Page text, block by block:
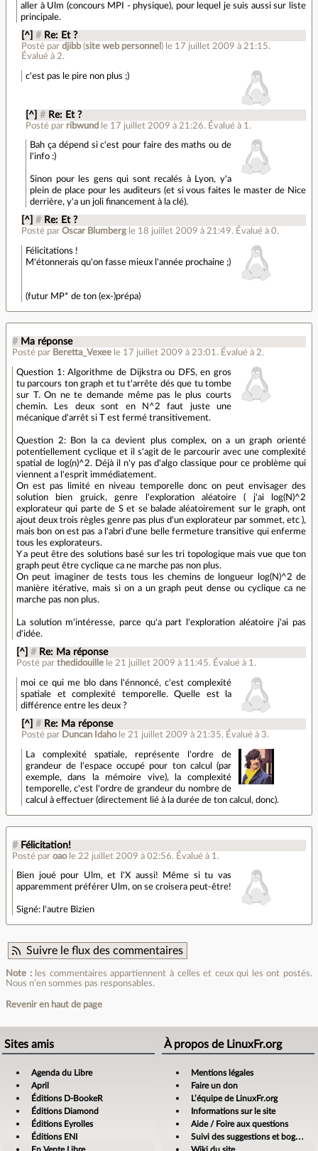
aller à Ulm (concours MPI - physique), pour lequel je suis aussi sur liste
principale.
[^] # Re: Et ?
Posté par djibb(site web personnel ) le 17 juillet 2009 à 21:15.
Évalué à 2.
c'est pas le pire non plus ;)
[^] # Re: Et ?
Posté par ribwund le 17 juillet 2009 à 21:26. Évalué à 1 .
Bah ça dépend si c'est pour faire des maths ou de
l'info :)
Sinon pour les gens qui sont recalés à Lyon, y'a
plein de place pour les auditeurs (et si vous faites le master de Nice
derrière, y'a un joli financement à la clé).
[^] # Re: Et ?
Posté par Oscar Blumberg le 18 juillet 2009 à 21:49.Évalué à 0.
Félicitations !
M'étonnerais qu'on fasse mieux l'année prochaine ;)
(futur MP* de ton (ex-)prépa)
# Ma réponse
Posté par Beretta_Vexee le 17 juillet 2009 à 23:01 . Évalué à 2.
Question 1: Algorithme de Dijkstra ou DFS, en gros
tu parcours ton graph et tu t'arrête dés que tu tombe
sur T. On ne te demande même pas le plus courts
chemin. Les deux sont en N^2 faut juste une
mécanique d'arrêt si T est fermé transitivement.
Question 2: Bon la ca devient plus complex, on a un graph orienté
potentiellement cyclique et il s'agit de le parcourir avec une complexité
spatial de log(n)^2. Déjà il n'y pas d'algo classique pour ce problème qui
viennent a l'esprit immédiatement.
On est pas limité en niveau temporelle donc on peut envisager des
solution bien gruick, genre l'exploration aléatoire ( j'ai log(N)^2
explorateur qui parte de S et se balade aléatoirement sur le graph, ont
ajout deux trois règles genre pas plus d'un explorateur par sommet, etc ),
mais bon on est pas a l'abri d'une belle fermeture transitive qui enferme
tous les explorateurs.
Y a peut être des solutions basé sur les tri topologique mais vue que ton
graph peut être cyclique ca ne marche pas non plus.
On peut imaginer de tests tous les chemins de longueur log(N)^2 de
manière itérative, mais si on a un graph peut dense ou cyclique ca ne
marche pas non plus.
La solution m'intéresse, parce qu'a part l'exploration aléatoire j'ai pas
d'idée.
[^] # Re: Ma réponse
Posté parthedidouille le 21 juillet 2009 à 11:45. Évalué à 1 .
moi ce qui me blo dans l'énnoncé, c'est complexité
spatiale et complexité temporelle. Quelle est la
différence entre les deux ?
[^] # Re: Ma réponse
Posté par Duncan Idaho le 21 juillet 2009 à 21:35. Évalué à 3.
La complexité spatiale, représente l'ordre de
grandeur de l'espace occupé pour ton calcul (par
exemple, dans la mémoire vive), la complexité
temporelle, c'est l'ordre de grandeur du nombre de
calcul à effectuer (directement lié à la durée de ton calcul, donc).
# Félicitation!
Posté par oao le 22 juillet 2009 à 02:56. Évalué à 1 .
Bien joué pour Ulm, et l'X aussi! Même si tu vas
apparemment préférer Ulm, on se croisera peut-être!
Signé: l'autre Bizien
Suivre le flux des commentaires
Note :les commentaires appartiennent à celles et ceux qui les ont postés.
Nous n’en sommes pas responsables.
Revenir en haut de page
Sites amis
Agenda du Libre
April
Éditions D-BookeR
Éditions Diamond
Éditions Eyrolles
Éditions ENI
À propos de LinuxFr.org
Mentions légales
Faire un don
L’équipe de LinuxFr.org
Informations sur le site
Aide / Foire aux questions
Suivi des suggestions et bogues